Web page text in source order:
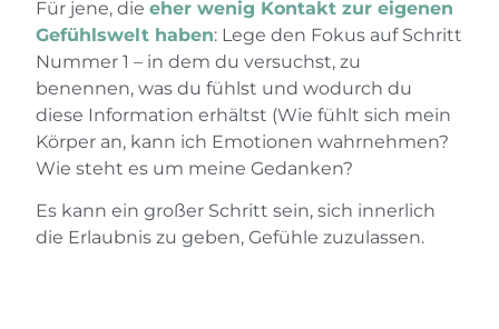
Für jene, dieeher wenig Kontakt zur eigenen
Gefühlswelt haben: Lege den Fokus auf Schritt
Nummer 1 – in dem du versuchst, zu
benennen, was du fühlst und wodurch du
diese Information erhältst (Wie fühlt sich mein
Körper an, kann ich Emotionen wahrnehmen?
Wie steht es um meine Gedanken?
Es kann ein großer Schritt sein, sich innerlich
die Erlaubnis zu geben, Gefühle zuzulassen.